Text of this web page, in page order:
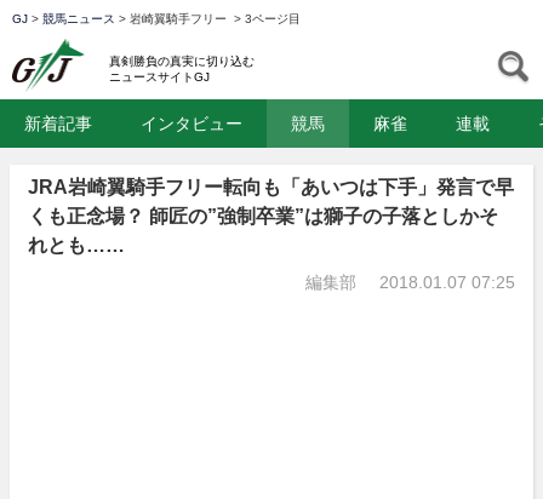
GJ > 競馬ニュース > 岩崎翼騎手フリー > 3ページ目
真剣勝負の真実に切り込む
ニュースサイトGJ
新着記事 インタビュー 競馬 麻雀 連載
JRA岩崎翼騎手フリー転向も「あいつは下手」発言で早
くも正念場？ 師匠の”強制卒業”は獅子の子落としかそ
れとも……
編集部 2018.01.07 07:25